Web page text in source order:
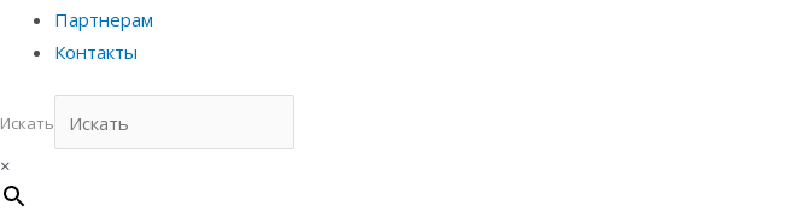
Партнерам
Контакты
Искать
×